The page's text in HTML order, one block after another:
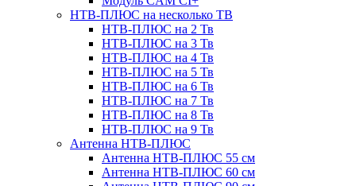
НТВ-ПЛЮС на несколько ТВ
НТВ-ПЛЮС на 2 Тв
НТВ-ПЛЮС на 3 Тв
НТВ-ПЛЮС на 4 Тв
НТВ-ПЛЮС на 5 Тв
НТВ-ПЛЮС на 6 Тв
НТВ-ПЛЮС на 7 Тв
НТВ-ПЛЮС на 8 Тв
НТВ-ПЛЮС на 9 Тв
Антенна НТВ-ПЛЮС
Антенна НТВ-ПЛЮС 55 см
Антенна НТВ-ПЛЮС 60 см